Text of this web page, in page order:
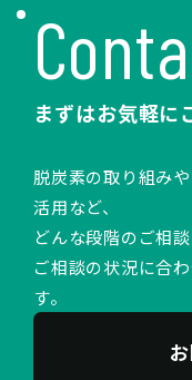
まずはお気軽に
脱炭素の取り組み
活用など、
どんな段階のご相
ご相談の状況に合
す。